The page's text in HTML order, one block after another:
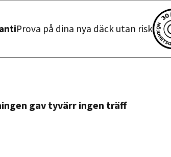
Prova på dina nya däck utan risk
gav tyvärr ingen träff